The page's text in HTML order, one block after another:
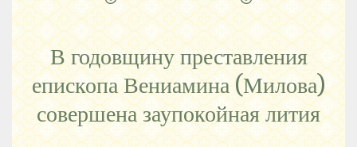
В годовщину преставления
епископа Вениамина (Милова)
совершена заупокойная лития